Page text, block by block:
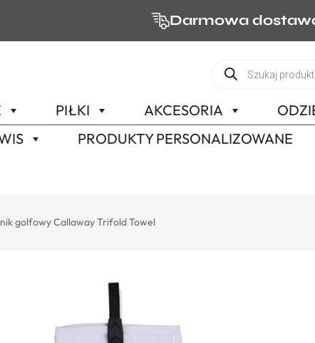
Darmowa
PIŁKI AKCESORIA
PRODUKTY PERSONALIZOWANE
golfowy Callaway Trifold Towel